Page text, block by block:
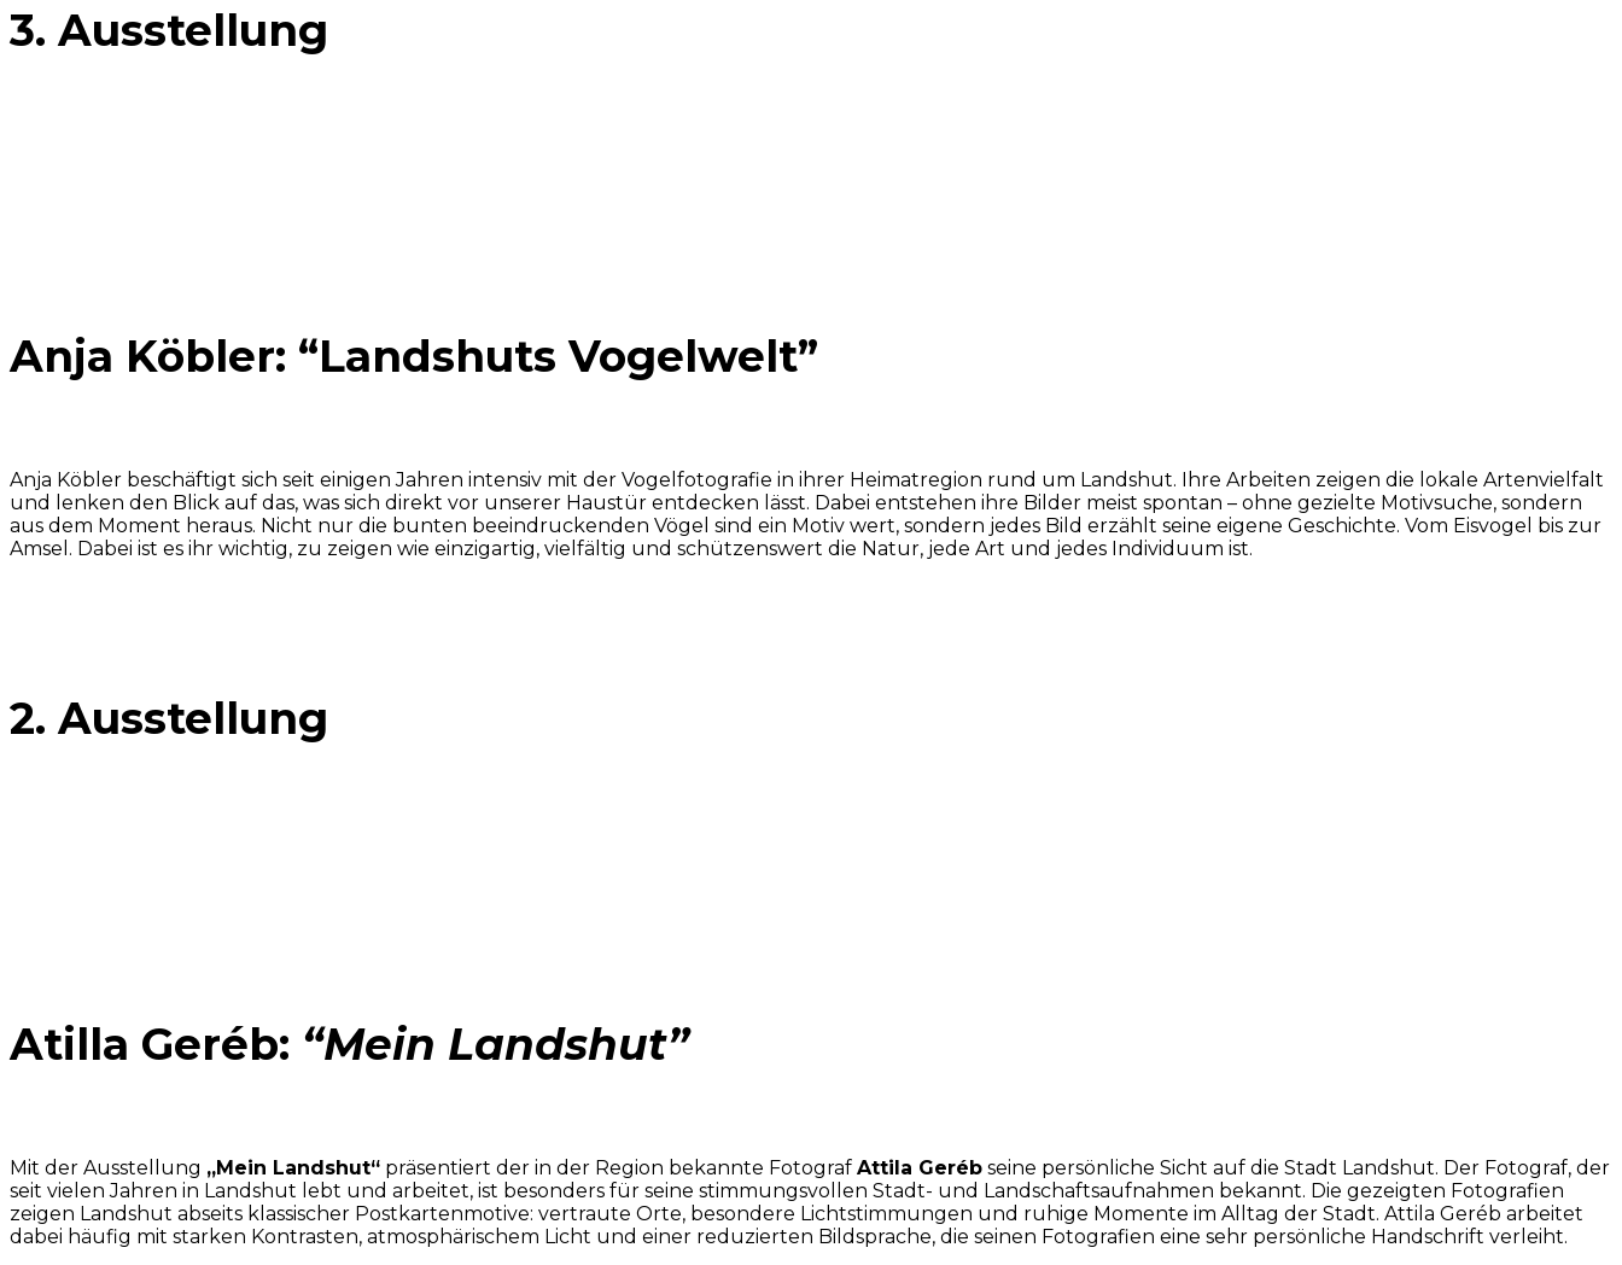
3. Ausstellung
Anja Köbler: “Landshuts Vogelwelt”
Anja Köbler beschäftigt sich seit einigen Jahren intensiv mit der Vogelfotografie in ihrer Heimatregion rund um Landshut. Ihre Arbeiten zeigen die lokale Artenvielfalt
und lenken den Blick auf das, was sich direkt vor unserer Haustür entdecken lässt. Dabei entstehen ihre Bilder meist spontan – ohne gezielte Motivsuche, sondern
aus dem Moment heraus. Nicht nur die bunten beeindruckenden Vögel sind ein Motiv wert, sondern jedes Bild erzählt seine eigene Geschichte. Vom Eisvogel bis zur
Amsel. Dabei ist es ihr wichtig, zu zeigen wie einzigartig, vielfältig und schützenswert die Natur, jede Art und jedes Individuum ist.
2. Ausstellung
Atilla Geréb: “Mein Landshut”
Mit der Ausstellung „Mein Landshut“ präsentiert der in der Region bekannte Fotograf Attila Geréb seine persönliche Sicht auf die Stadt Landshut. Der Fotograf, der
seit vielen Jahren in Landshut lebt und arbeitet, ist besonders für seine stimmungsvollen Stadt- und Landschaftsaufnahmen bekannt. Die gezeigten Fotografien
zeigen Landshut abseits klassischer Postkartenmotive: vertraute Orte, besondere Lichtstimmungen und ruhige Momente im Alltag der Stadt. Attila Geréb arbeitet
dabei häufig mit starken Kontrasten, atmosphärischem Licht und einer reduzierten Bildsprache, die seinen Fotografien eine sehr persönliche Handschrift verleiht.